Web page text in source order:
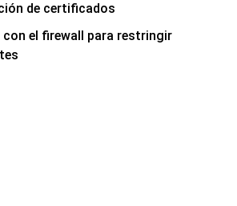
de certificados
el firewall para restringir